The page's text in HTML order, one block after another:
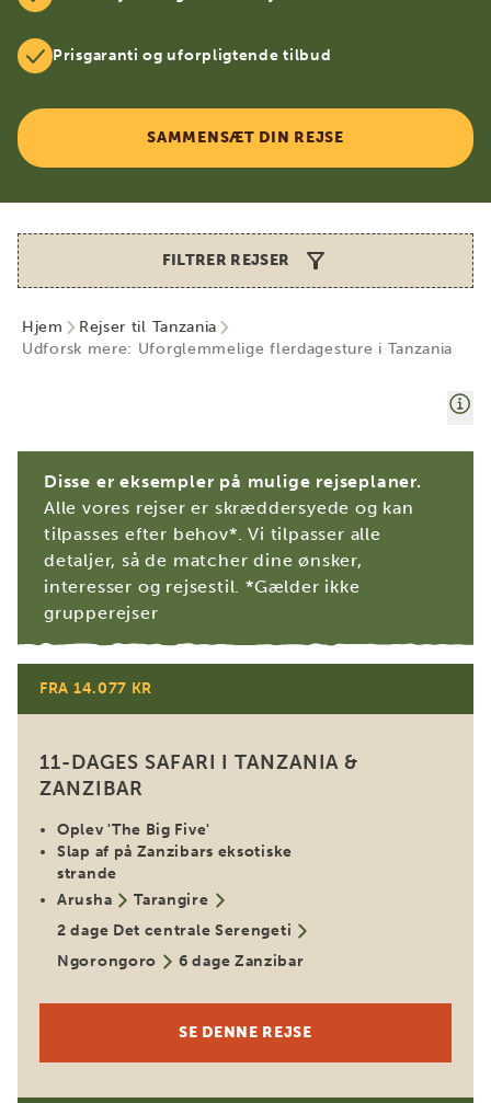
Prisgaranti og uforpligtende tilbud
SAMMENSÆT DIN REJSE
FILTRER REJSER
Hjem
Rejser til Tanzania
Udforsk mere: Uforglemmelige flerdagesture i Tanzania
Disse er eksempler på mulige rejseplaner.
Alle vores rejser er skræddersyede og kan
tilpasses efter behov*. Vi tilpasser alle
detaljer, så de matcher dine ønsker,
interesser og rejsestil. *Gælder ikke
grupperejser
FRA 14.077 KR
11-DAGES SAFARI I TANZANIA &
ZANZIBAR
Oplev 'The Big Five'
Slap af på Zanzibars eksotiske
strande
Arusha
Tarangire
2 dage Det centrale Serengeti
Ngorongoro
6 dage Zanzibar
SE DENNE REJSE